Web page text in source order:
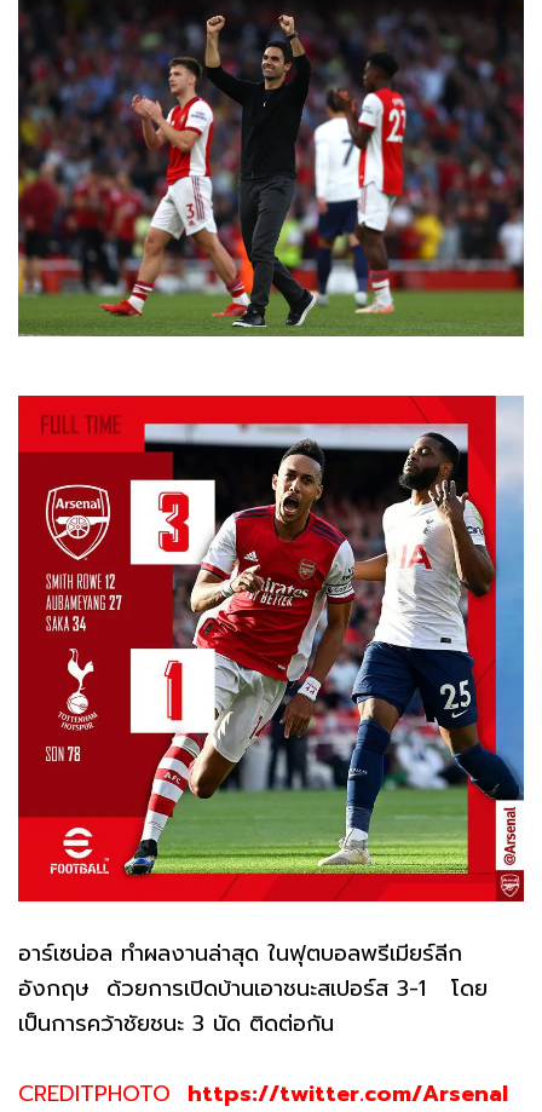
อาร์เซน่อล ทำผลงานล่าสุด ในฟุตบอลพรีเมียร์ลีก
อังกฤษ ด้วยการเปิดบ้านเอาชนะสเปอร์ส 3-1 โดย
เป็นการคว้าชัยชนะ 3 นัด ติดต่อกัน
CREDITPHOTO https://twitter.com/Arsenal